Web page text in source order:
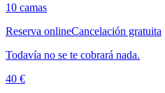
10 camas
Reserva onlineCancelación gratuita
Todavía no se te cobrará nada.
40 €